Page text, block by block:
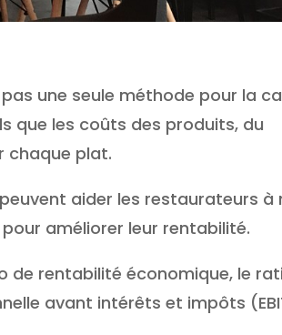
une seule méthode pour la
que les coûts des produits, du
chaque plat.
aider les restaurateurs à
améliorer leur rentabilité.
de rentabilité économique, le
avant intérêts et impôts